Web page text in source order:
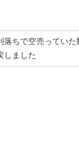
落ちで空売っていた
しました